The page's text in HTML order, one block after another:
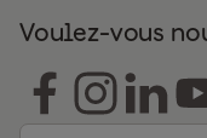
Voulez-vous